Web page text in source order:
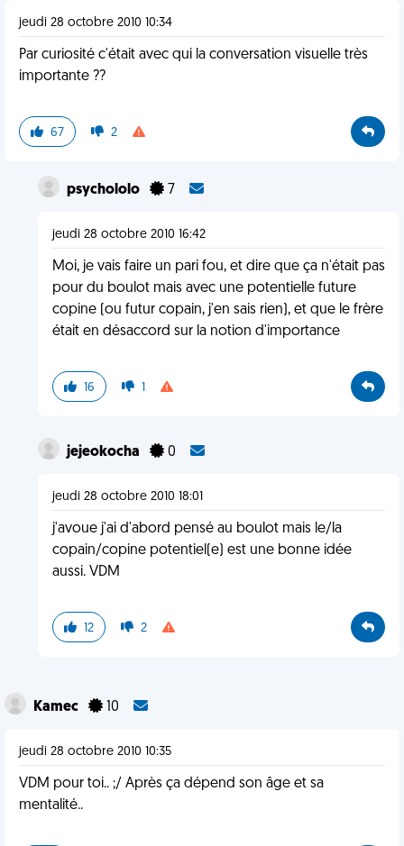
jeudi 28 octobre 2010 10:34
Par curiosité c'était avec qui la conversation visuelle très
importante ??
67 2
psychololo 7
jeudi 28 octobre 2010 16:42
Moi, je vais faire un pari fou, et dire que ça n'était pas
pour du boulot mais avec une potentielle future
copine (ou futur copain, j'en sais rien), et que le frère
était en désaccord sur la notion d'importance
16 1
jejeokocha 0
jeudi 28 octobre 2010 18:01
j'avoue j'ai d'abord pensé au boulot mais le/la
copain/copine potentiel(e) est une bonne idée
aussi. VDM
12 2
Kamec 10
jeudi 28 octobre 2010 10:35
VDM pour toi.. ;/ Après ça dépend son âge et sa
mentalité..